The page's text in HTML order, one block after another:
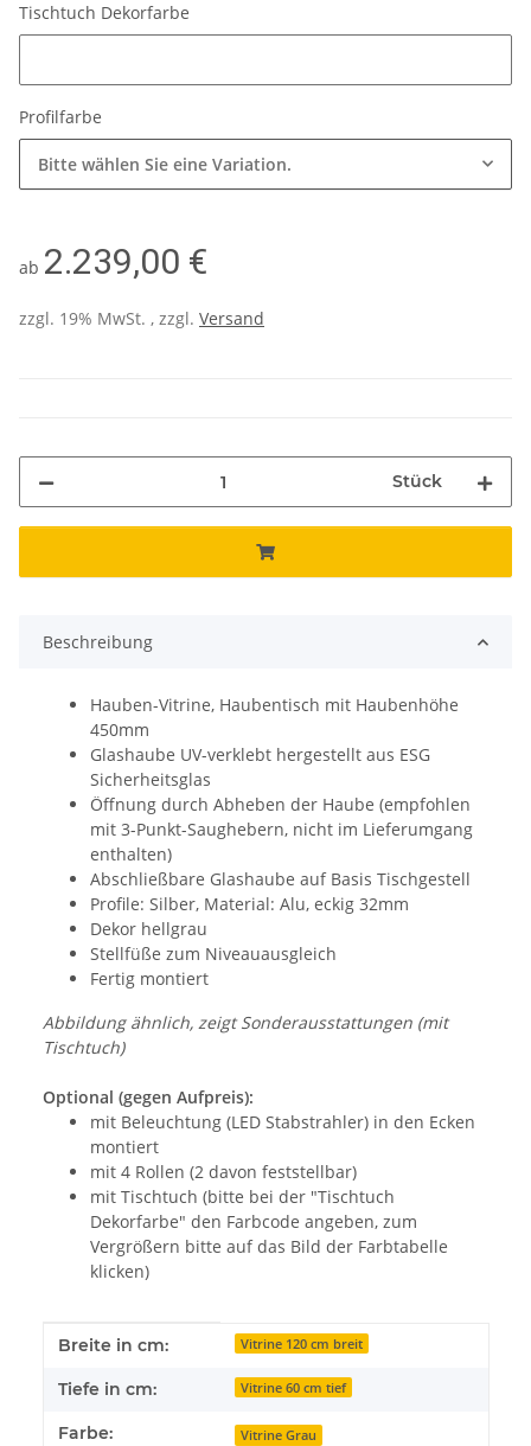
Tischtuch Dekorfarbe
Profilfarbe
Bitte wählen Sie eine Variation.
ab 2.239,00 €
zzgl. 19% MwSt. , zzgl. Versand
Stück
Beschreibung
Hauben-Vitrine, Haubentisch mit Haubenhöhe
450mm
Glashaube UV-verklebt hergestellt aus ESG
Sicherheitsglas
Öffnung durch Abheben der Haube (empfohlen
mit 3-Punkt-Saughebern, nicht im Lieferumgang
enthalten)
Abschließbare Glashaube auf Basis Tischgestell
Profile: Silber, Material: Alu, eckig 32mm
Dekor hellgrau
Stellfüße zum Niveauausgleich
Fertig montiert
Abbildung ähnlich, zeigt Sonderausstattungen (mit
Tischtuch)
Optional (gegen Aufpreis):
mit Beleuchtung (LED Stabstrahler) in den Ecken
montiert
mit 4 Rollen (2 davon feststellbar)
mit Tischtuch (bitte bei der "Tischtuch
Dekorfarbe" den Farbcode angeben, zum
Vergrößern bitte auf das Bild der Farbtabelle
klicken)
Produkteigenschaft
Wert
Breite in cm: Vitrine 120 cm breit
Tiefe in cm: Vitrine 60 cm tief
Farbe: Vitrine Grau